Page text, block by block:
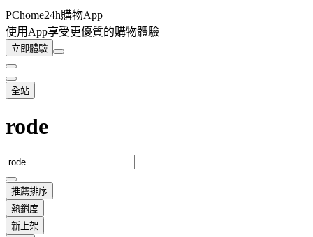
PChome24h購物App
使用App享受更優質的購物體驗
立即體驗
全站
rode
推薦排序
熱銷度
新上架